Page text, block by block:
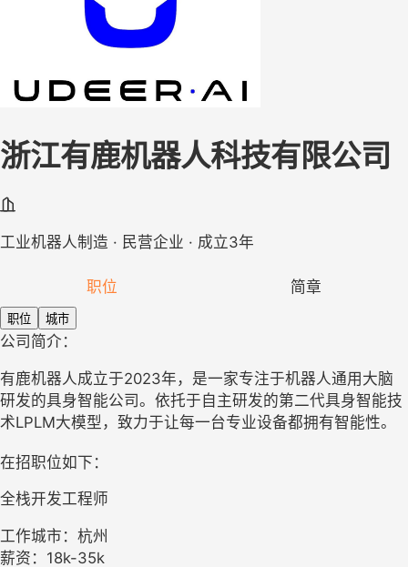
浙江有鹿机器人科技有限公司
工业机器人制造 · 民营企业 · 成立3年
职位 简章
职位 城市
公司简介：
有鹿机器人成立于2023年，是一家专注于机器人通用大脑
研发的具身智能公司。依托于自主研发的第二代具身智能技
术LPLM大模型，致力于让每一台专业设备都拥有智能性。
在招职位如下：
全栈开发工程师
工作城市：杭州
薪资：18k-35k